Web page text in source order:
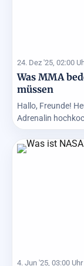
24. Dez '25, 02:00
Was MMA
müssen
Hallo, Freunde!
Adrenalin
4. Jun '25, 03:00 Uhr